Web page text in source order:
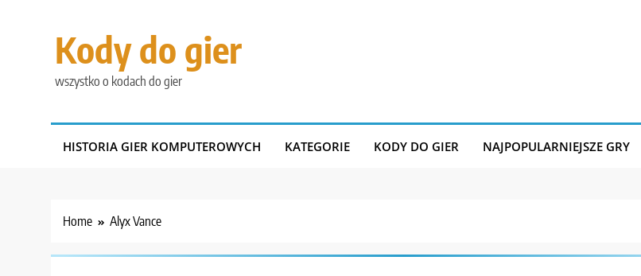
Kody do gier
wszystko o kodach do gier
HISTORIA GIER KOMPUTEROWYCH KATEGORIE KODY DO GIER NAJPOPULARNIEJSZE GRY
Home Alyx Vance